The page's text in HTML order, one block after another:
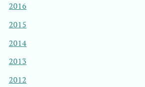
2016
2015
2014
2013
2012